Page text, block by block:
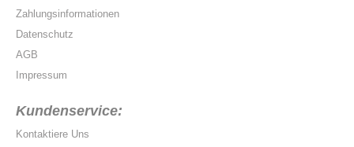
Zahlungsinformationen
Datenschutz
AGB
Impressum
Kundenservice:
Kontaktiere Uns